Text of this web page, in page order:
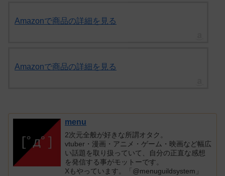
Amazonで商品の詳細を見る
Amazonで商品の詳細を見る
menu
2次元全般が好きな所謂オタク。
vtuber・漫画・アニメ・ゲーム・映画など幅広
い話題を取り扱っていて、自分の正直な感想
を発信する事がモットーです。
Xもやっています。「@menuguildsystem」